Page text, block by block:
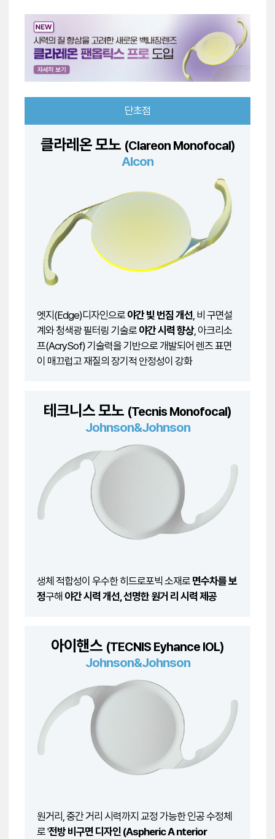
단초점
클라레온 모노 (Clareon Monofocal)
Alcon
엣지(Edge)디자인으로 야간 빛 번짐 개선, 비 구면설
계와 청색광 필터링 기술로 야간 시력 향상, 아크리소
프(AcrySof) 기술력을 기반으로 개발되어 렌즈 표면
이 매끄럽고 재질의 장기적 안정성이 강화
테크니스 모노 (Tecnis Monofocal)
Johnson&Johnson
생체 적합성이 우수한 히드로포빅 소재로 면수차를 보
정구해 야간 시력 개선, 선명한 원거 리 시력 제공
아이핸스 (TECNIS Eyhance IOL)
Johnson&Johnson
원거리, 중간 거리 시력까지 교정 가능한 인공 수정체
로 '전방 비구면 디자인 (Aspheric A nterior